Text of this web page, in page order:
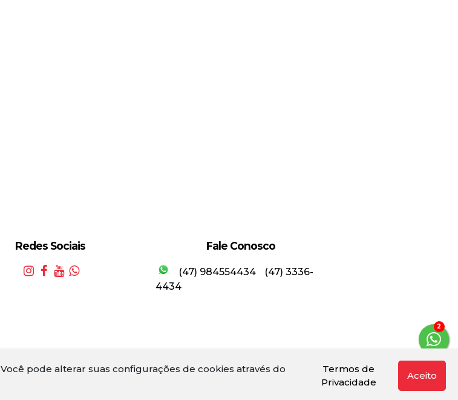
3
Você pode alterar suas configurações de cookies através do
Termos de
Privacidade
Aceito
Redes Sociais Fale Conosco
(47) 984554434
(47) 3336-
4434